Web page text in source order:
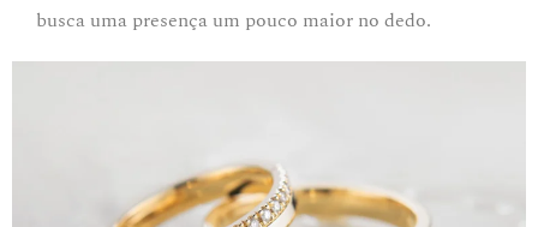
busca uma presença um pouco maior no dedo.